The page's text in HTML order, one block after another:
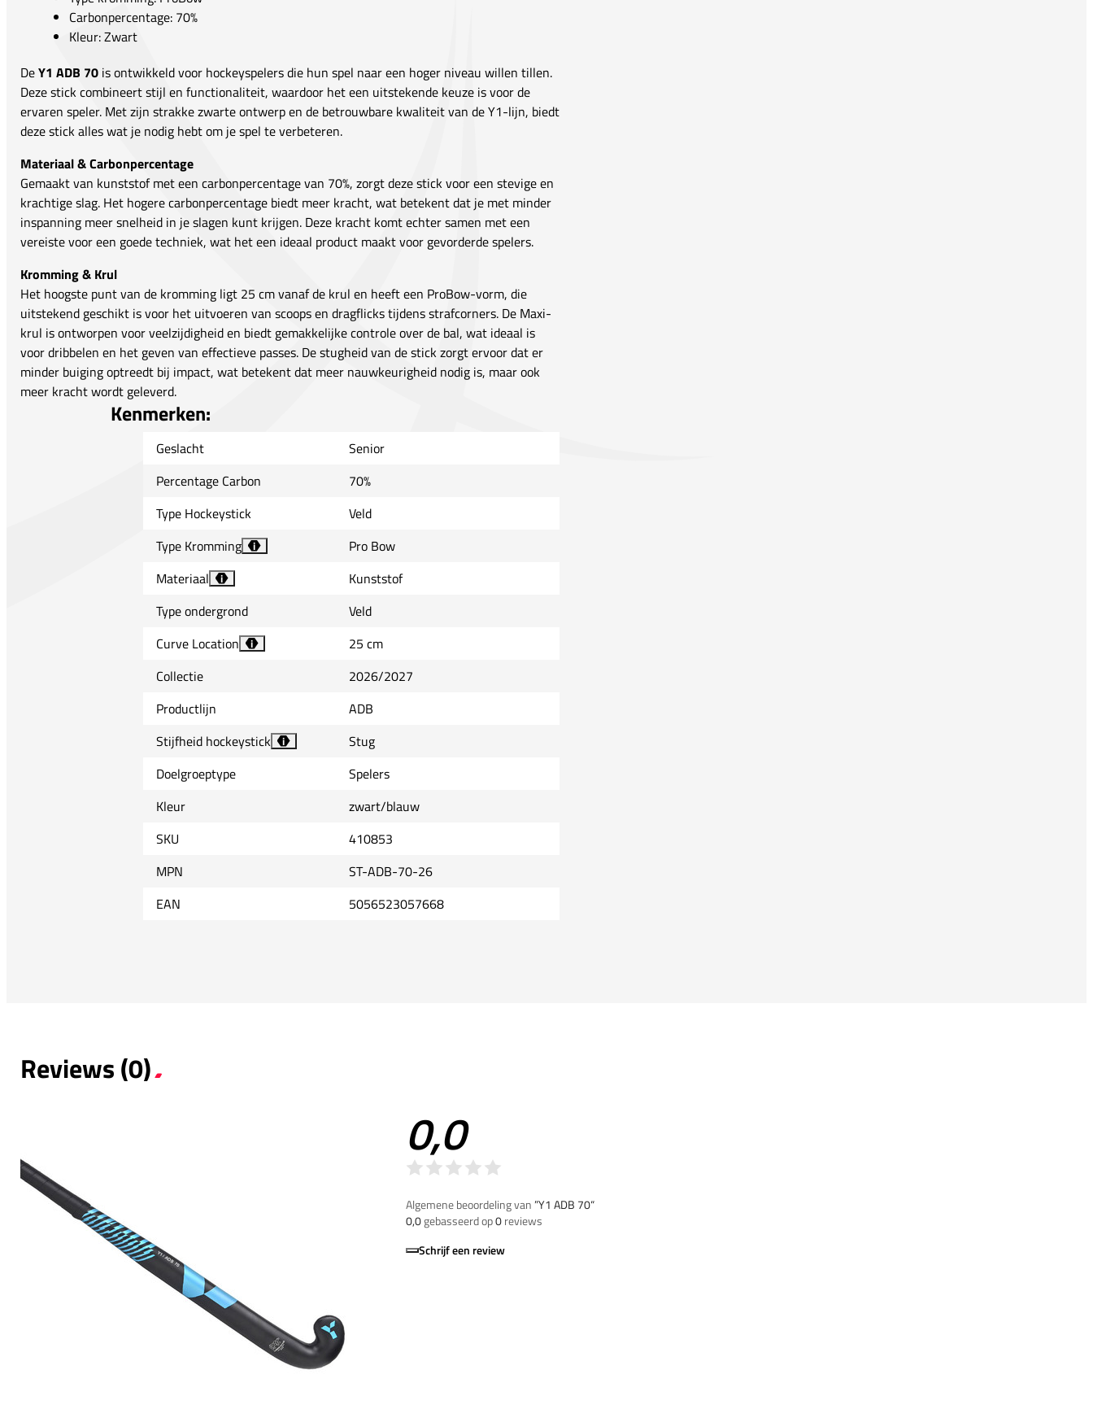
Carbonpercentage: 70%
Kleur: Zwart
DeY1 ADB 70 is ontwikkeld voor hockeyspelers die hun spel naar een hoger niveau willen tillen.
Deze stick combineert stijl en functionaliteit, waardoor het een uitstekende keuze is voor de
ervaren speler. Met zijn strakke zwarte ontwerp en de betrouwbare kwaliteit van de Y1-lijn, biedt
deze stick alles wat je nodig hebt om je spel te verbeteren.
Materiaal & Carbonpercentage
Gemaakt van kunststof met een carbonpercentage van 70%, zorgt deze stick voor een stevige en
krachtige slag. Het hogere carbonpercentage biedt meer kracht, wat betekent dat je met minder
inspanning meer snelheid in je slagen kunt krijgen. Deze kracht komt echter samen met een
vereiste voor een goede techniek, wat het een ideaal product maakt voor gevorderde spelers.
Kromming & Krul
Het hoogste punt van de kromming ligt 25 cm vanaf de krul en heeft een ProBow-vorm, die
uitstekend geschikt is voor het uitvoeren van scoops en dragflicks tijdens strafcorners. De Maxi-
krul is ontworpen voor veelzijdigheid en biedt gemakkelijke controle over de bal, wat ideaal is
voor dribbelen en het geven van effectieve passes. De stugheid van de stick zorgt ervoor dat er
minder buiging optreedt bij impact, wat betekent dat meer nauwkeurigheid nodig is, maar ook
meer kracht wordt geleverd.
Kenmerken:
Geslacht
Senior
Percentage Carbon
70%
Type Hockeystick
Veld
Type Kromming
i
Pro Bow
Materiaal
i
Kunststof
Type ondergrond
Veld
Curve Location
i
25 cm
Collectie
2026/2027
Productlijn
ADB
Stijfheid hockeystick
i
Stug
Doelgroeptype
Spelers
Kleur
zwart/blauw
SKU
410853
MPN
ST-ADB-70-26
EAN
5056523057668
Reviews (0)
0,0
Algemene beoordeling van”Y1 ADB 70“
0,0gebasseerd op0reviews
Schrijf een review